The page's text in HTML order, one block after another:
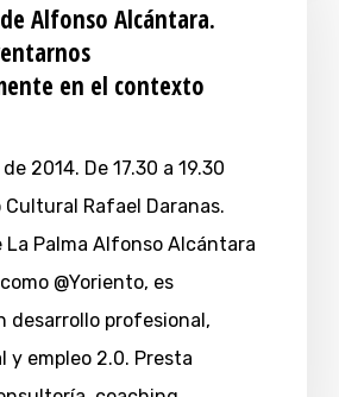
Alfonso Alcántara.
en el contexto
2014. De 17.30 a 19.30
Cultural Rafael Daranas.
La Palma Alfonso Alcántara
@Yoriento, es
desarrollo profesional,
y empleo 2.0. Presta